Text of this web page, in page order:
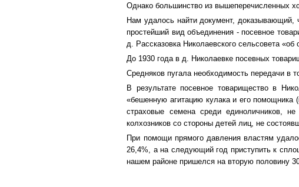
Однако большинство из вышеперечисленных
Нам удалось найти документ, доказывающий,
простейший вид объединения - посевное
д. Рассказовка Николаевского сельсовета
До 1930 года в д. Николаевке посевных
Средняков пугала необходимость передачи в
В результате посевное товарищество в
«бешенную агитацию кулака и его помощника
страховые семена среди единоличников,
колхозников со стороны детей лиц, не
При помощи прямого давления властям
26,4%, а на следующий год приступить к
нашем районе пришелся на вторую половину